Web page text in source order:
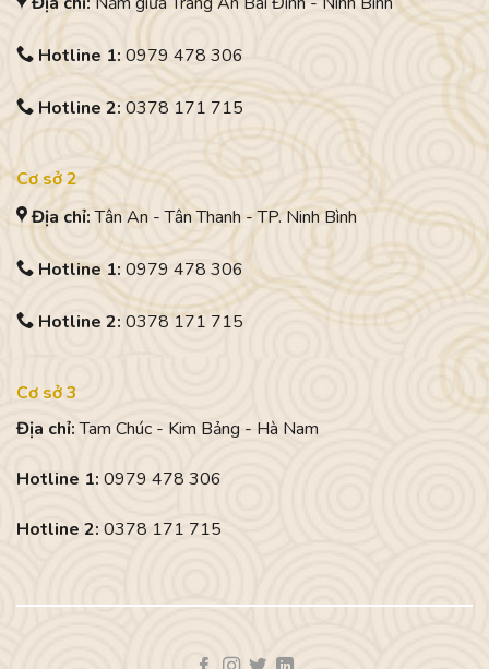
Hotline 1: 0979 478 306
Hotline 2:0378 171 715
Cơ sở 2
Địa chỉ:Tân An - Tân Thanh - TP. Ninh Bình
Hotline 1: 0979 478 306
Hotline 2: 0378 171 715
Cơ sở 3
Địa chỉ:Tam Chúc - Kim Bảng - Hà Nam
Hotline 1: 0979 478 306
Hotline 2: 0378 171 715